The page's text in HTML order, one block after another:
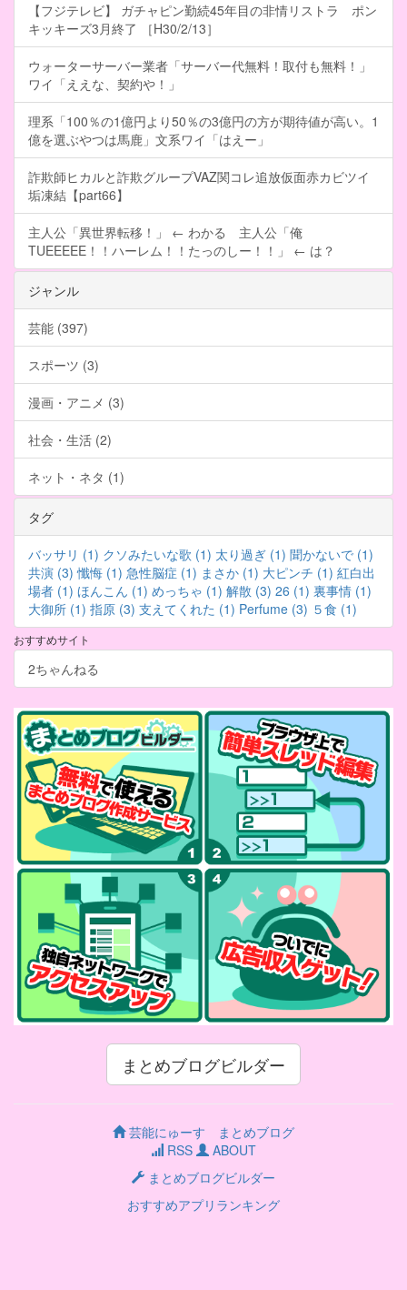
【フジテレビ】 ガチャピン勤続45年目の非情リストラ ポン
キッキーズ3月終了 ［H30/2/13］
ウォーターサーバー業者「サーバー代無料！取付も無料！」
ワイ「ええな、契約や！」
理系「100％の1億円より50％の3億円の方が期待値が高い。1
億を選ぶやつは馬鹿」文系ワイ「はえー」
詐欺師ヒカルと詐欺グループVAZ関コレ追放仮面赤カビツイ
垢凍結【part66】
主人公「異世界転移！」 ← わかる 主人公「俺
TUEEEEE！！ハーレム！！たっのしー！！」 ← は？
ジャンル
芸能 (397)
スポーツ (3)
漫画・アニメ (3)
社会・生活 (2)
ネット・ネタ (1)
タグ
バッサリ (1) クソみたいな歌 (1) 太り過ぎ (1) 聞かないで (1)
共演 (3) 懺悔 (1) 急性脳症 (1) まさか (1) 大ピンチ (1) 紅白出
場者 (1) ほんこん (1) めっちゃ (1) 解散 (3) 26 (1) 裏事情 (1)
大御所 (1) 指原 (3) 支えてくれた (1) Perfume (3) ５食 (1)
おすすめサイト
2ちゃんねる
まとめブログビルダー
芸能にゅーす まとめブログ
RSS
ABOUT
まとめブログビルダー
おすすめアプリランキング